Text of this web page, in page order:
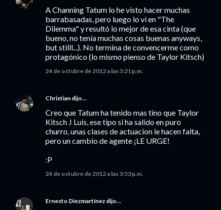
A Channing Tatum lo he visto hacer muchas
barrabasadas, pero luego lo ví en "The
Dilemma" y resultó lo mejor de esa cinta (que
bueno, no tenía muchas cosas buenas anyways,
but stilll...). No termina de convencerme como
protagónico (lo mismo pienso de Taylor Kitsch)
24 de octubre de 2012 a las 3:21 p.m.
Christian dijo…
Creo que Tatum ha tenido mas tino que Taylor
Kitsch J Luis, ese tipo si ha salido en puro
churro, unas clases de actuacion le hacen falta,
pero un cambio de agente ¡LE URGE!
:P
24 de octubre de 2012 a las 3:53 p.m.
Ernesto Diezmartínez dijo…